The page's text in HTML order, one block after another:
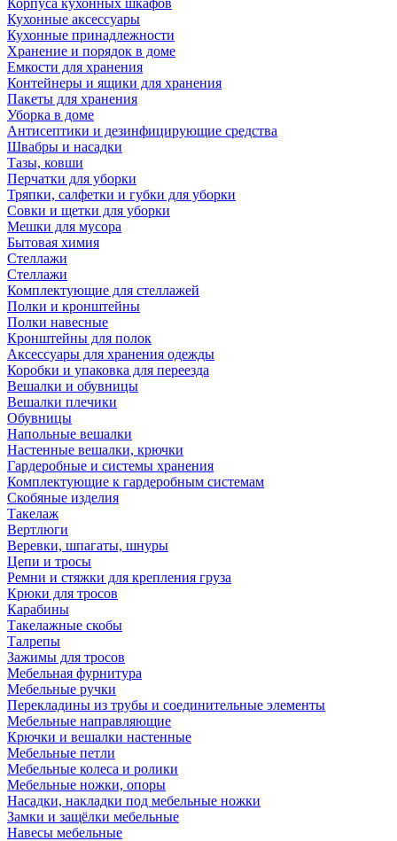
Корпуса кухонных шкафов
Кухонные аксессуары
Кухонные принадлежности
Хранение и порядок в доме
Емкости для хранения
Контейнеры и ящики для хранения
Пакеты для хранения
Уборка в доме
Антисептики и дезинфицирующие средства
Швабры и насадки
Тазы, ковши
Перчатки для уборки
Тряпки, салфетки и губки для уборки
Совки и щетки для уборки
Мешки для мусора
Бытовая химия
Стеллажи
Стеллажи
Комплектующие для стеллажей
Полки и кронштейны
Полки навесные
Кронштейны для полок
Аксессуары для хранения одежды
Коробки и упаковка для переезда
Вешалки и обувницы
Вешалки плечики
Обувницы
Напольные вешалки
Настенные вешалки, крючки
Гардеробные и системы хранения
Комплектующие к гардеробным системам
Скобяные изделия
Такелаж
Вертлюги
Веревки, шпагаты, шнуры
Цепи и тросы
Ремни и стяжки для крепления груза
Крюки для тросов
Карабины
Такелажные скобы
Талрепы
Зажимы для тросов
Мебельная фурнитура
Мебельные ручки
Перекладины из трубы и соединительные элементы
Мебельные направляющие
Крючки и вешалки настенные
Мебельные петли
Мебельные колеса и ролики
Мебельные ножки, опоры
Насадки, накладки под мебельные ножки
Замки и защёлки мебельные
Навесы мебельные